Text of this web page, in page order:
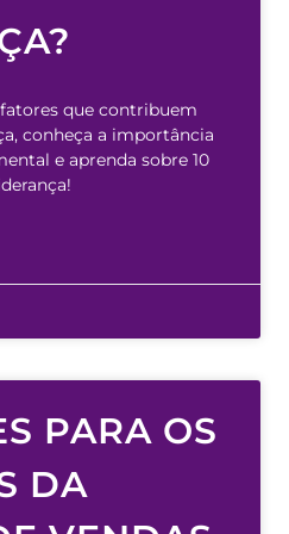
que contribuem
conheça a importância
e aprenda sobre 10
PARA OS
DA